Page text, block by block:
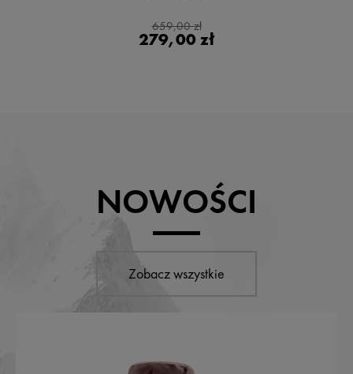
659,00 zł
279,00 zł
NOWOŚCI
Zobacz wszystkie